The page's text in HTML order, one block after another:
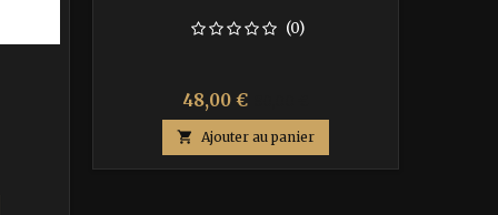
(0)
Prix
48,00 €
base
 Ajouter au panier